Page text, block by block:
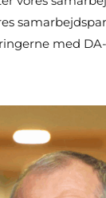
med DA-